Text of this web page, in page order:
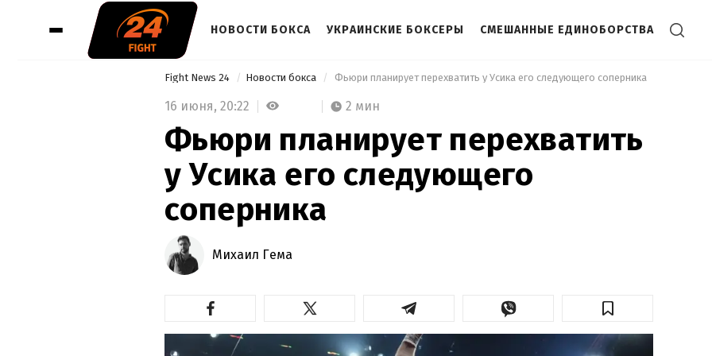
НОВОСТИ БОКСА УКРАИНСКИЕ БОКСЕРЫ СМЕШАННЫЕ ЕДИНОБОРСТВА
Fight News 24 Новости бокса Фьюри планирует перехватить у Усика его следующего соперника
16 июня, 20:22 2 мин
Фьюри планирует перехватить
у Усика его следующего
соперника
Михаил Гема